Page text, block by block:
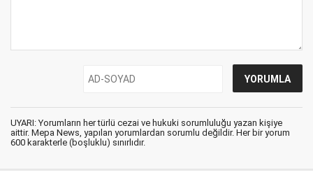
UYARI: Yorumların her türlü cezai ve hukuki sorumluluğu yazan kişiye
aittir. Mepa News, yapılan yorumlardan sorumlu değildir. Her bir yorum
600 karakterle (boşluklu) sınırlıdır.